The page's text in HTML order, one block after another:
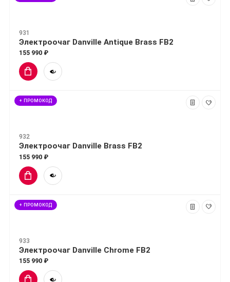
931
Электроочаг Danville Antique Brass FB2
155 990 ₽
+ ПРОМОКОД
932
Электроочаг Danville Brass FB2
155 990 ₽
+ ПРОМОКОД
933
Электроочаг Danville Chrome FB2
155 990 ₽